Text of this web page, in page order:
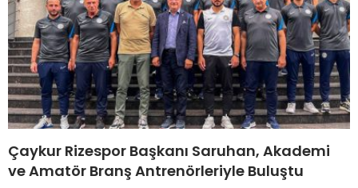
Çaykur Rizespor Başkanı Saruhan, Akademi
ve Amatör Branş Antrenörleriyle Buluştu